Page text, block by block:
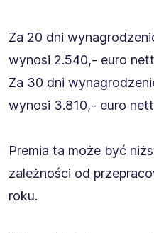
Za 20 dni
wynosi 2.540,- euro
Za 30 dni
wynosi 3.810,- euro
Premia ta może być
zależności od
roku.